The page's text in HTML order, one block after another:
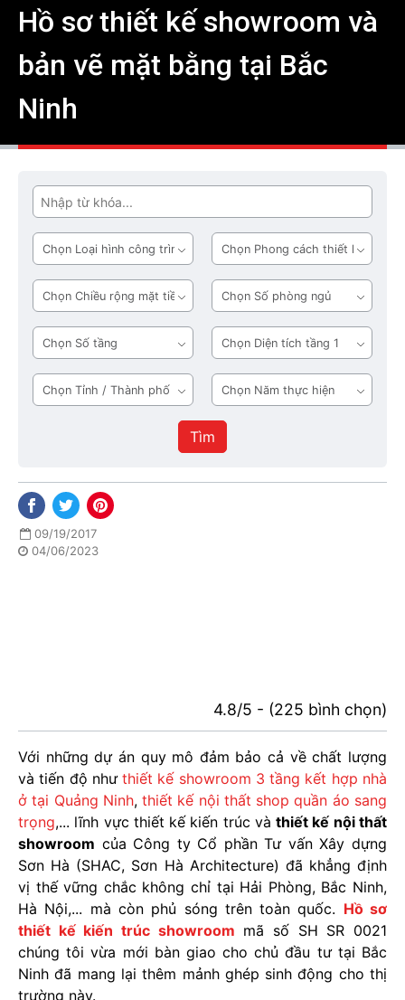
Hồ sơ thiết kế showroom và
bản vẽ mặt bằng tại Bắc
Ninh
Tìm
Loại
hình
công
trình
Phong
cách
thiết
kế
Chiều
rộng
mặt
tiền
Số
phòng
ngủ
Số
tầng
Diện
tích
tầng
1
Tỉnh
/
Năm
thực
hiện
Tìm
09/19/2017
04/06/2023
4.8/5 - (225 bình chọn)
Với những dự án quy mô đảm bảo cả về chất lượng
và tiến độ nhưthiết kế showroom 3 tầng kết hợp nhà
ở tại Quảng Ninh,thiết kế nội thất shop quần áo sang
trọng,... lĩnh vực thiết kế kiến trúc vàthiết kế nội thất
showroom của Công ty Cổ phần Tư vấn Xây dựng
Sơn Hà (SHAC, Sơn Hà Architecture) đã khẳng định
vị thế vững chắc không chỉ tại Hải Phòng, Bắc Ninh,
Hà Nội,... mà còn phủ sóng trên toàn quốc. Hồ sơ
thiết kế kiến trúc showroom mã số SH SR 0021
chúng tôi vừa mới bàn giao cho chủ đầu tư tại Bắc
Ninh đã mang lại thêm mảnh ghép sinh động cho thị
trường này.